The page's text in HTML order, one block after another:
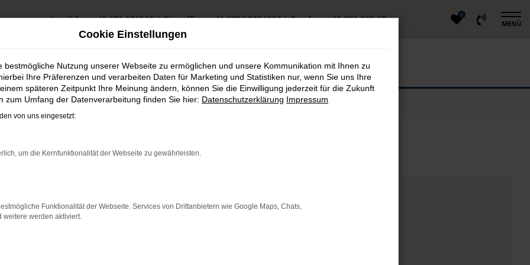
Landshut +49 871 931560|Dingolfing +49 8731 3254866|Berglern +49 876 233 97 0
MENÜ
kaufen
günstig kaufen
ist ein Fehler aufgetreten.
Webseiten, zum Beispiel deine Suchmaschine?
Cookie Einstellungen
bestmögliche Nutzung unserer Webseite zu ermöglichen und unsere Kommunikation mit Ihnen zu
Ihre Präferenzen und verarbeiten Daten für Marketing und Statistiken nur, wenn Sie uns Ihre
späteren Zeitpunkt Ihre Meinung ändern, können Sie die Einwilligung jederzeit für die Zukunft
zum Umfang der Datenverarbeitung finden Sie hier: Datenschutzerklärung Impressum
von uns eingesetzt:
um die Kernfunktionalität der Webseite zu gewährleisten.
Funktionalität der Webseite. Services von Drittanbietern wie Google Maps, Chats,
weitere werden aktiviert.